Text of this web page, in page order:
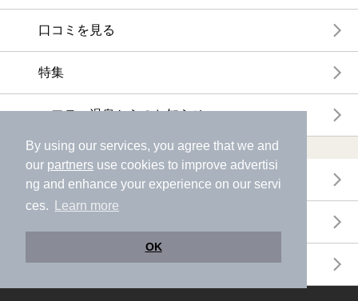
By using our services, you agree that we and
our partners use cookies to improve advertisi
ng and enhance your experience on our servi
ces.
Learn more
OK
口コミを見る
特集
ニフティ温泉からのお知らせ
温浴施設ランキング
年間温泉ランキング
サウナランキング